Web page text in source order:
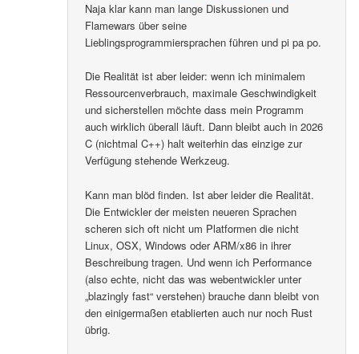
Naja klar kann man lange Diskussionen und
Flamewars über seine
Lieblingsprogrammiersprachen führen und pi pa po.
Die Realität ist aber leider: wenn ich minimalem
Ressourcenverbrauch, maximale Geschwindigkeit
und sicherstellen möchte dass mein Programm
auch wirklich überall läuft. Dann bleibt auch in 2026
C (nichtmal C++) halt weiterhin das einzige zur
Verfügung stehende Werkzeug.
Kann man blöd finden. Ist aber leider die Realität.
Die Entwickler der meisten neueren Sprachen
scheren sich oft nicht um Platformen die nicht
Linux, OSX, Windows oder ARM/x86 in ihrer
Beschreibung tragen. Und wenn ich Performance
(also echte, nicht das was webentwickler unter
„blazingly fast“ verstehen) brauche dann bleibt von
den einigermaßen etablierten auch nur noch Rust
übrig.